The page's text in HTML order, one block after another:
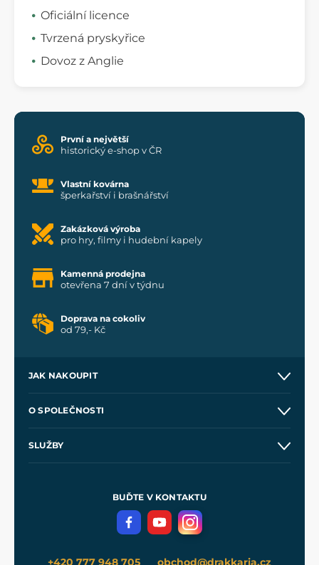
Oficiální licence
Tvrzená pryskyřice
Dovoz z Anglie
První a největší
historický e-shop v ČR
Vlastní kovárna
šperkařství i brašnářství
Zakázková výroba
pro hry, filmy i hudební kapely
Kamenná prodejna
otevřena 7 dní v týdnu
Doprava na cokoliv
od 79,- Kč
JAK NAKOUPIT
Velkoobchod
O SPOLEČNOSTI
SLUŽBY
Meče pro Kingdom Come
BUĎTE V KONTAKTU
+420 777 948 705 obchod@drakkaria.cz